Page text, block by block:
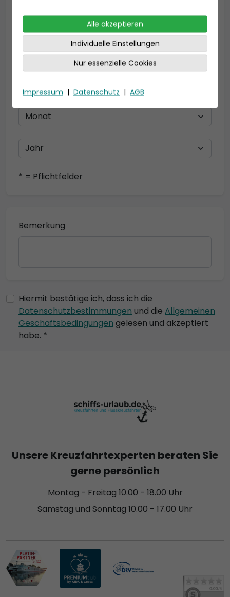
Telefon *
Geburtsdatum
* = Pflichtfelder
Bemerkung
Hiermit bestätige ich, dass ich die
Datenschutzbestimmungen und die Allgemeinen
Geschäftsbedingungen gelesen und akzeptiert
habe. *
Alle akzeptieren
Individuelle Einstellungen
Nur essenzielle Cookies
Impressum | Datenschutz | AGB
Unsere Kreuzfahrtexperten beraten Sie
gerne persönlich
Montag - Freitag 10.00 - 18.00 Uhr
Samstag und Sonntag 10.00 - 17.00 Uhr